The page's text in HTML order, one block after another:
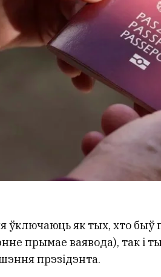
ўключаюць як тых, хто быў
прымае ваявода), так і
прэзідэнта.